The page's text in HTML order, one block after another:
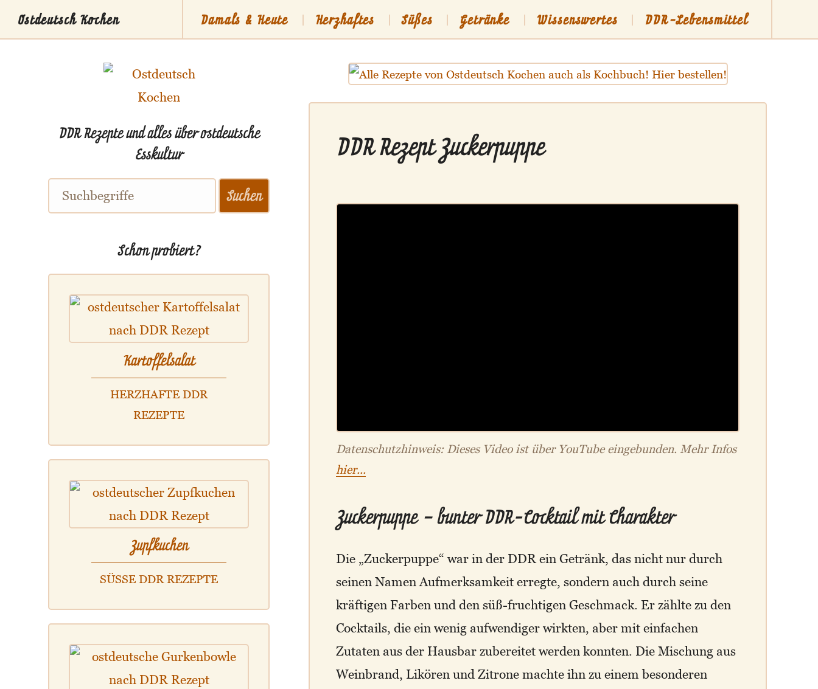
Ostdeutsch Kochen Damals & Heute Herzhaftes Süßes Getränke Wissenswertes DDR-Lebensmittel
DDR Rezept Zuckerpuppe
Datenschutzhinweis: Dieses Video ist über YouTube eingebunden. Mehr Infos
hier...
Zuckerpuppe – bunter DDR-Cocktail mit Charakter
Die „Zuckerpuppe“ war in der DDR ein Getränk, das nicht nur durch
seinen Namen Aufmerksamkeit erregte, sondern auch durch seine
kräftigen Farben und den süß-fruchtigen Geschmack. Er zählte zu den
Cocktails, die ein wenig aufwendiger wirkten, aber mit einfachen
Zutaten aus der Hausbar zubereitet werden konnten. Die Mischung aus
Weinbrand, Likören und Zitrone machte ihn zu einem besonderen
DDR Rezepte und alles über ostdeutsche
Esskultur
Schon probiert?
Kartoffelsalat
HERZHAFTE DDR
REZEPTE
Zupfkuchen
SÜSSE DDR REZEPTE